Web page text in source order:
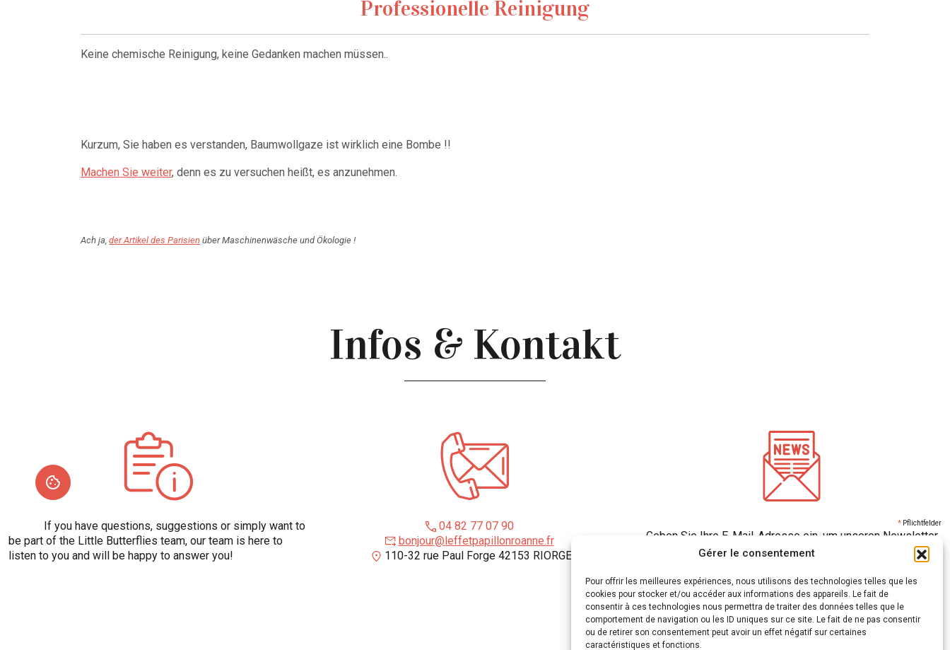
Gérer le consentement
Pour offrir les meilleures expériences, nous utilisons des technologies telles que les
cookies pour stocker et/ou accéder aux informations des appareils. Le fait de
consentir à ces technologies nous permettra de traiter des données telles que le
comportement de navigation ou les ID uniques sur ce site. Le fait de ne pas consentir
ou de retirer son consentement peut avoir un effet négatif sur certaines
caractéristiques et fonctions.
Professionelle Reinigung
Keine chemische Reinigung, keine Gedanken machen müssen..
Kurzum, Sie haben es verstanden, Baumwollgaze ist wirklich eine Bombe !!
Machen Sie weiter, denn es zu versuchen heißt, es anzunehmen.
Ach ja, der Artikel des Parisien über Maschinenwäsche und Ökologie !
Infos & Kontakt
If you have questions, suggestions or simply want to
be part of the Little Butterflies team, our team is here to
listen to you and will be happy to answer you!
04 82 77 07 90
bonjour@leffetpapillonroanne.fr
110-32 rue Paul Forge 42153 RIORGES
* Pflichtfelder
Geben Sie Ihre E-Mail-Adresse ein, um unseren Newsletter
zu erhalten
Wir verwenden mailchimp für den Versand von Newslettern(Siehe hier ihre
Datenschutzerklärung)
. Sie können sich jederzeit abmelden, indem Sie auf den Link in der
Fußzeile unserer E-Mails klicken. Für weitere Informationen besuchen Sie bitteunsere
Datenschutzerklärung.